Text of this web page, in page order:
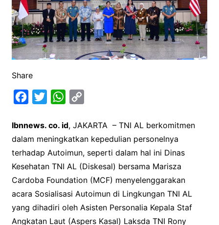
Share
c
e
b
o
o
k
i
t
t
e
r
W
a
t
s
A
p
p
p
y
L
i
n
k
Ibnnews. co. id, JAKARTA – TNI AL berkomitmen
dalam meningkatkan kepedulian personelnya
terhadap Autoimun, seperti dalam hal ini Dinas
Kesehatan TNI AL (Diskesal) bersama Marisza
Cardoba Foundation (MCF) menyelenggarakan
acara Sosialisasi Autoimun di Lingkungan TNI AL
yang dihadiri oleh Asisten Personalia Kepala Staf
Angkatan Laut (Aspers Kasal) Laksda TNI Rony